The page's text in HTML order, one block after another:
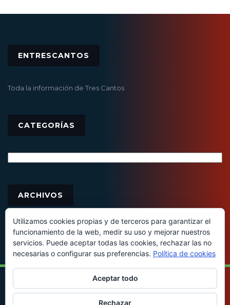
ENTRESCANTOS
Toda la información de Tres Cantos
CATEGORÍAS
ARCHIVOS
© 2016 - Todos los derechos reservados
Utilizamos cookies propias y de terceros para garantizar el
funcionamiento de la web, medir su uso y mejorar nuestros
servicios. Puede aceptar todas las cookies, rechazar las no
necesarias o configurar sus preferencias. Política de cookies
Aceptar todo
Rechazar